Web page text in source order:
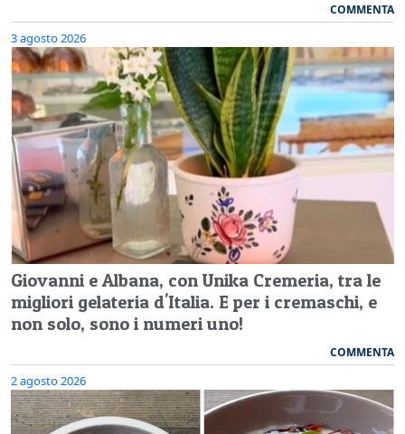
COMMENTA
3 agosto 2026
Giovanni e Albana, con Unika Cremeria, tra le
migliori gelateria d'Italia. E per i cremaschi, e
non solo, sono i numeri uno!
COMMENTA
2 agosto 2026